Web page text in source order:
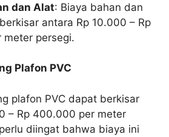
dan Alat: Biaya bahan dan
antara Rp 10.000 – Rp
meter persegi.
Plafon PVC
plafon PVC dapat berkisar
– Rp 400.000 per meter
diingat bahwa biaya ini